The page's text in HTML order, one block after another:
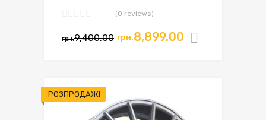
(0 reviews)
грн.9,400.00 грн.8,899.00
РОЗПРОДАЖ!